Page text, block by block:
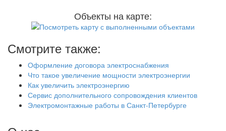
Объекты на карте:
Смотрите также:
Оформление договора электроснабжения
Что такое увеличение мощности электроэнергии
Как увеличить электроэнергию
Сервис дополнительного сопровождения клиентов
Электромонтажные работы в Санкт-Петербурге